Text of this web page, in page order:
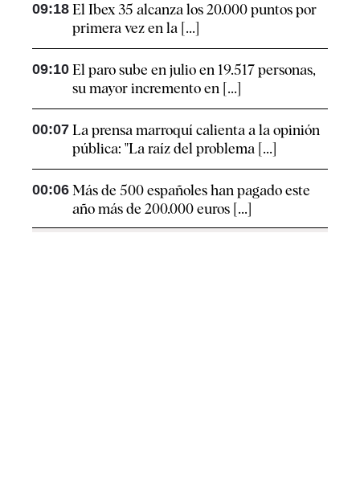
09:18 El Ibex 35 alcanza los 20.000 puntos por
primera vez en la [...]
09:10 El paro sube en julio en 19.517 personas,
su mayor incremento en [...]
00:07 La prensa marroquí calienta a la opinión
pública: "La raíz del problema [...]
00:06 Más de 500 españoles han pagado este
año más de 200.000 euros [...]